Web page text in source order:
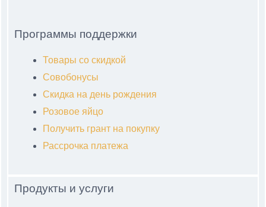
Программы поддержки
Товары со скидкой
Совобонусы
Скидка на день рождения
Розовое яйцо
Получить грант на покупку
Рассрочка платежа
Продукты и услуги